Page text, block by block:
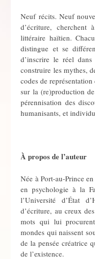
Neuf récits. Neuf
d’écriture, cherchent
littéraire haïtien.
distingue et se
d’inscrire le réel
construire les mythes,
codes de
sur la (re)production
pérennisation des
humanisants, et
À propos de l’auteur
Née à Port-au-Prince
en psychologie à la
l’Université d’État
d’écriture, au creux
mots qui lui
mondes qui naissent
de la pensée créatrice
de l’existence.